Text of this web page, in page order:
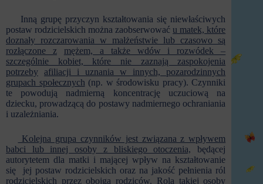
Inną grupę przyczyn kształtowania się niewłaściwych
postaw rodzicielskich można zaobserwować u matek, które
doznały rozczarowania w małżeństwie lub czasowo są
rozłączone z
mężem, a także wdów i rozwódek –
szczególnie kobiet, które nie zaznają zaspokojenia
potrzeby afiliacji i uznania w innych, pozarodzinnych
grupach społecznych (np. w środowisku pracy). Czynniki
te powodują nadmierną koncentrację uczuciową na
dziecku, prowadzącą do postawy nadmiernego ochraniania
i uzależniania.
Kolejna grupa czynników jest związana z wpływem
babci lub innej osoby z bliskiego otoczenia, będącej
autorytetem dla matki i mającej wpływ na kształtowanie
się jej postaw rodzicielskich oraz na jakość pełnienia ról
rodzicielskich przez obojga rodziców. Rola takiej osoby